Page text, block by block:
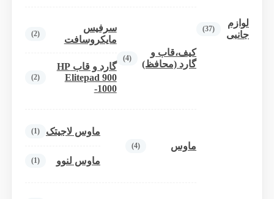
لوازم
جانبی
(37)
کیف،قاب و
گارد (محافظ)
(4)
سرفیس
مایکروسافت
(2)
گارد و قاب HP
Elitepad 900
-1000
(2)
ماوس (4)
ماوس لاجیتک (1)
ماوس لنوو (1)